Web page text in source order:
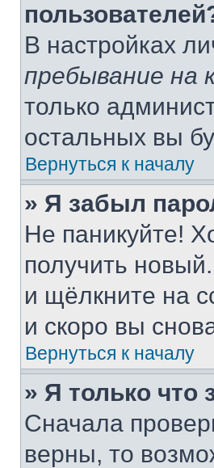
В настройках
пребывание на
только
остальных вы
Вернуться к началу
» Я забыл
Не паникуйте!
получить
и щёлкните на
и скоро вы
Вернуться к началу
» Я только что
Сначала
верны, то